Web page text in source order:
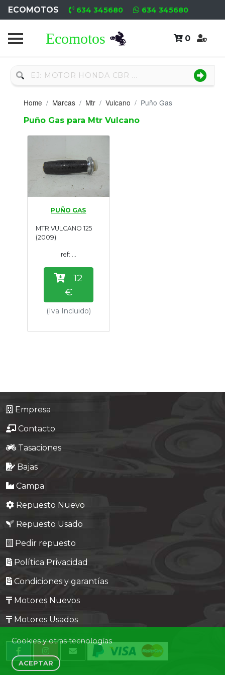
ECOMOTOS 634 345680 634 345680
0
Home
Nuevo
Neumáticos
Campa
Motores
Nuevos
Motores
Usados
Tasaciones
Formulario
Empresa
Contacto
Home Marcas Mtr Vulcano Puño Gas
Puño Gas para Mtr Vulcano
PUÑO GAS
MTR VULCANO 125
(2009)
ref: ...
12
€
(Iva Incluido)
Empresa
Contacto
Tasaciones
Bajas
Campa
Repuesto Nuevo
Repuesto Usado
Pedir repuesto
Política Privacidad
Condiciones y garantías
Motores Nuevos
Motores Usados
Cookies y otras tecnologías
ACEPTAR